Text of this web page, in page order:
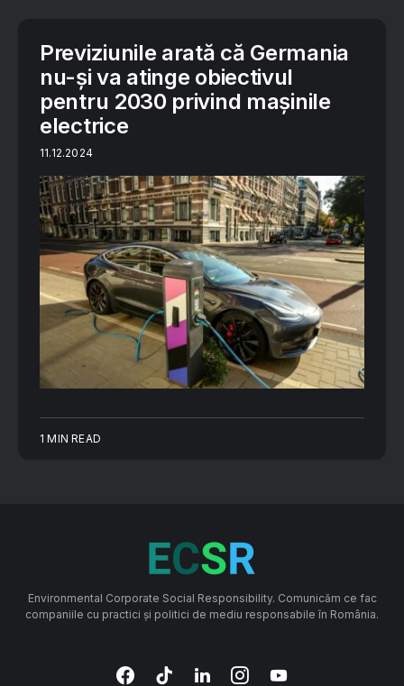
Previziunile arată că Germania
nu-și va atinge obiectivul
pentru 2030 privind mașinile
electrice
11.12.2024
1 MIN READ
Environmental Corporate Social Responsibility. Comunicăm ce fac
companiile cu practici și politici de mediu responsabile în România.